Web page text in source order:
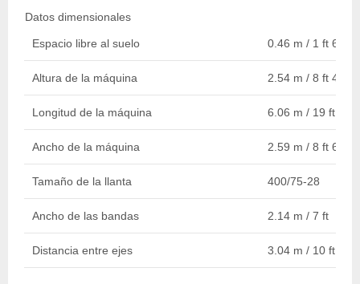
Datos dimensionales
Espacio libre al suelo 0.46 m / 1 ft 6 in.
Altura de la máquina 2.54 m / 8 ft 4 in.
Longitud de la máquina 6.06 m / 19 ft 11
Ancho de la máquina 2.59 m / 8 ft 6 in.
Tamaño de la llanta 400/75-28
Ancho de las bandas 2.14 m / 7 ft
Distancia entre ejes 3.04 m / 10 ft